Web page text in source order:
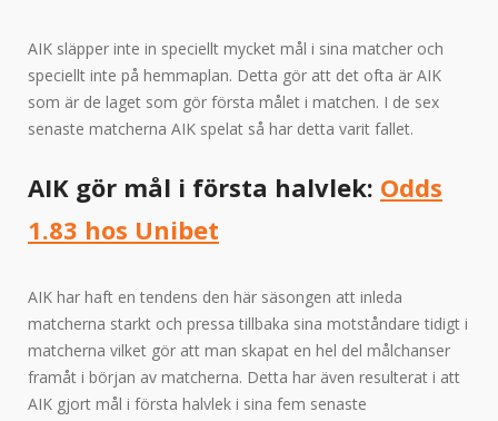
AIK släpper inte in speciellt mycket mål i sina matcher och
speciellt inte på hemmaplan. Detta gör att det ofta är AIK
som är de laget som gör första målet i matchen. I de sex
senaste matcherna AIK spelat så har detta varit fallet.
AIK gör mål i första halvlek: Odds
1.83 hos Unibet
AIK har haft en tendens den här säsongen att inleda
matcherna starkt och pressa tillbaka sina motståndare tidigt i
matcherna vilket gör att man skapat en hel del målchanser
framåt i början av matcherna. Detta har även resulterat i att
AIK gjort mål i första halvlek i sina fem senaste